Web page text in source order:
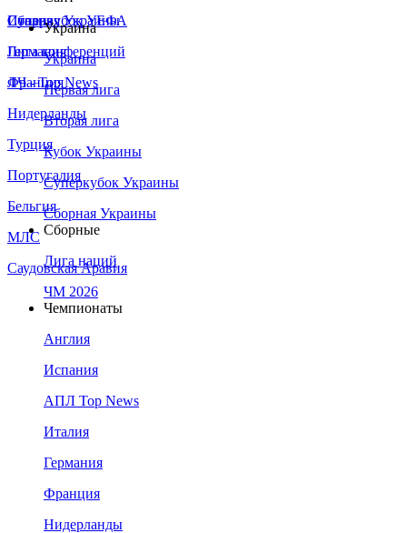
Сборная Украины
Италия
Германия
Франция
Нидерланды
Турция
Португалия
Бельгия
МЛС
Саудовская Аравия
Суперкубок УЕФА
Лига конференций
ЛЧ - Top News
Украина
Украина
Первая лига
Вторая лига
Кубок Украины
Суперкубок Украины
Сборная Украины
Сборные
Лига наций
ЧМ 2026
Чемпионаты
Англия
Испания
АПЛ Top News
Италия
Германия
Франция
Нидерланды